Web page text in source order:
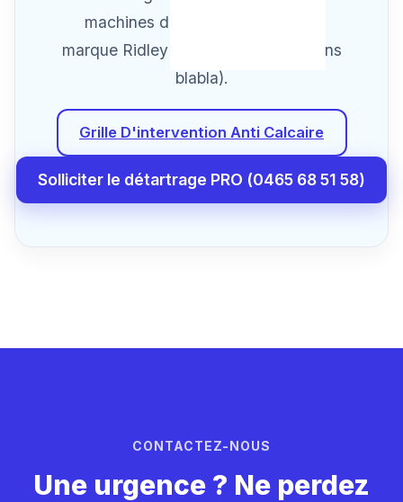
machines de forte envergure de
marque Ridley (Prix fixes à devis sans
blabla).
Grille D'intervention Anti Calcaire
Solliciter le détartrage PRO (0465 68 51 58)
CONTACTEZ-NOUS
Une urgence ? Ne perdez